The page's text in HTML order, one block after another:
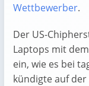
Wettbewerber.
Der US-
Laptops mit
ein, wie es bei
kündigte auf